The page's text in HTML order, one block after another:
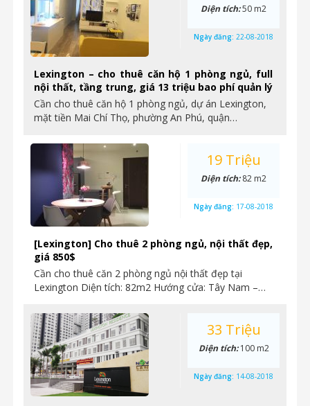
Lexington – cho thuê căn hộ 1 phòng ngủ, full
nội thất, tầng trung, giá 13 triệu bao phí quản lý
Cần cho thuê căn hộ 1 phòng ngủ, dự án Lexington,
mặt tiền Mai Chí Thọ, phường An Phú, quận…
Diện tích:50 m2
Ngày đăng: 22-08-2018
[Lexington] Cho thuê 2 phòng ngủ, nội thất đẹp,
giá 850$
Cần cho thuê căn 2 phòng ngủ nội thất đẹp tại
Lexington Diện tích: 82m2 Hướng cửa: Tây Nam –…
19 Triệu
Diện tích:82 m2
Ngày đăng: 17-08-2018
33 Triệu
Diện tích:100 m2
Ngày đăng: 14-08-2018